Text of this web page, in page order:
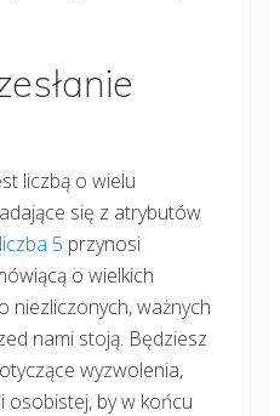
liczbą o wielu
się z atrybutów
liczba 5 przynosi
o wielkich
niezliczonych, ważnych
nami stoją. Będziesz
wyzwolenia,
osobistej, by w końcu